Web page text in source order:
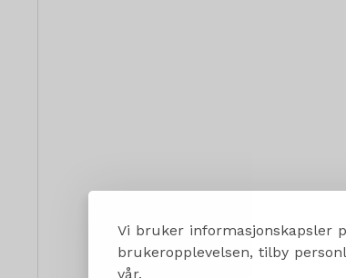
Vi bruker informasjonskapsler
brukeropplevelsen, tilby
vår.